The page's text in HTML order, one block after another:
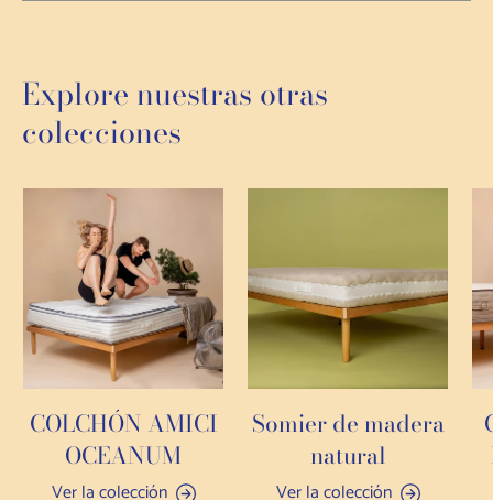
Explore nuestras otras
colecciones
COLCHÓN AMICI
OCEANUM
Ver la colección
Somier de madera
natural
Ver la colección